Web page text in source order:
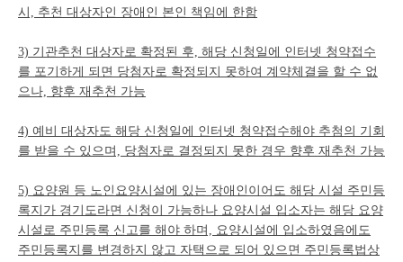
시, 추천 대상자인 장애인 본인 책임에 한함
3) 기관추천 대상자로 확정된 후, 해당 신청일에 인터넷 청약접수
를 포기하게 되면 당첨자로 확정되지 못하여 계약체결을 할 수 없
으나, 향후 재추천 가능
4) 예비 대상자도 해당 신청일에 인터넷 청약접수해야 추첨의 기회
를 받을 수 있으며, 당첨자로 결정되지 못한 경우 향후 재추천 가능
5) 요양원 등 노인요양시설에 있는 장애인이어도 해당 시설 주민등
록지가 경기도라면 신청이 가능하나 요양시설 입소자는 해당 요양
시설로 주민등록 신고를 해야 하며, 요양시설에 입소하였음에도
주민등록지를 변경하지 않고 자택으로 되어 있으면 주민등록법상